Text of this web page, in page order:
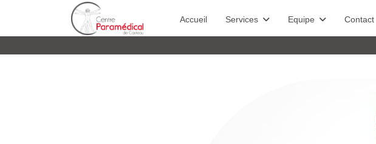
Accueil Services Equipe Contact